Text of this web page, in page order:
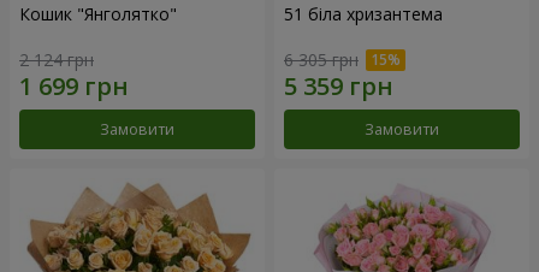
Кошик "Янголятко"
2 124 грн
Замовити
51 біла хризантема
6 305 грн
Замовити